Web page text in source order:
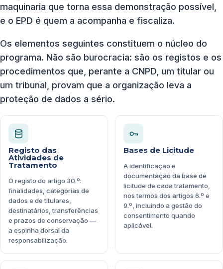
maquinaria que torna essa demonstração possível,
e o EPD é quem a acompanha e fiscaliza.
Os elementos seguintes constituem o núcleo do
programa. Não são burocracia: são os registos e os
procedimentos que, perante a CNPD, um titular ou
um tribunal, provam que a organização leva a
proteção de dados a sério.
Registo das
Atividades de
Tratamento
O registo do artigo 30.º:
finalidades, categorias de
dados e de titulares,
destinatários, transferências
e prazos de conservação —
a espinha dorsal da
responsabilização.
Bases de Licitude
A identificação e
documentação da base de
licitude de cada tratamento,
nos termos dos artigos 6.º e
9.º, incluindo a gestão do
consentimento quando
aplicável.